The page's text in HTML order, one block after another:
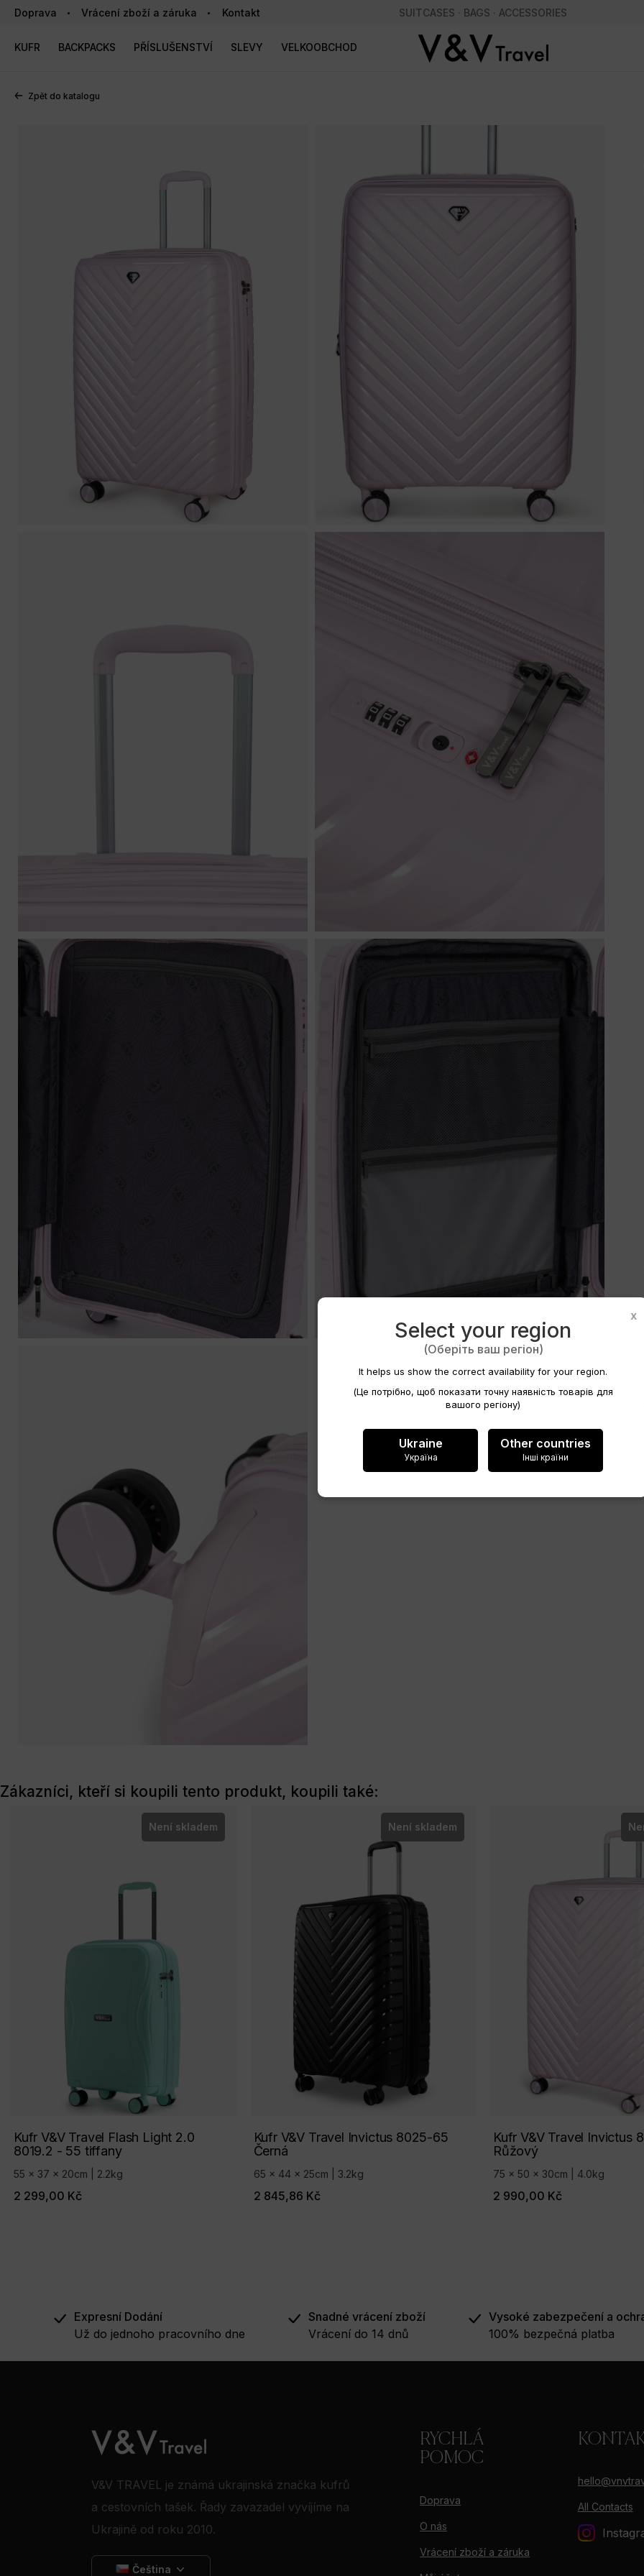
Doprava Vrácení zboží a záruka Kontakt SUITCASES · BAGS · ACCESSORIES
KUFR BACKPACKS PŘÍSLUŠENSTVÍ SLEVY VELKOOBCHOD
Zpět do katalogu
Zákazníci, kteří si koupili tento produkt, koupili také:
Kufr V&V Travel Flash Light 2.0
8019.2 - 55 tiffany
55 x 37 x 20cm | 2.2kg
2 299,00 Kč
Není skladem
Kufr V&V Travel Invictus 8025-65
Černá
65 x 44 x 25cm | 3.2kg
2 845,86 Kč
Není skladem
Kufr V&V Travel Invictus
Růžový
75 x 50 x 30cm | 4.0kg
2 990,00 Kč
Expresní Dodání
Už do jednoho pracovního dne
Snadné vrácení zboží
Vrácení do 14 dnů
Vysoké zabezpečení a
100% bezpečná platba
V&V TRAVEL je známá ukrajinská značka kufrů
a cestovních tašek. Řady zavazadel vyvíjíme na
Ukrajině od roku 2010.
Čeština
RYCHLÁ
POMOC
Doprava
O nás
Vrácení zboží a záruka
All Contacts
Vytvořit seznam přání
Vytvořit seznam přání
x
Select your region
(Оберіть ваш регіон)
It helps us show the correct availability for your region.
(Це потрібно, щоб показати точну наявність товарів для
вашого регіону)
Ukraine
Україна
Other countries
Інші країни